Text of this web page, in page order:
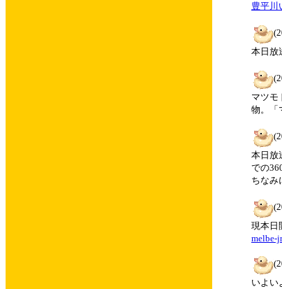
豊平川
本日放
マツモ
物。「
本日放
での
ちなみ
現本日
melbe-
いよい